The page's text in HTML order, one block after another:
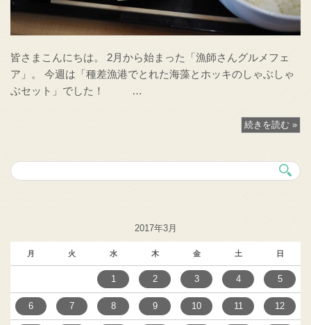
皆さまこんにちは。 2月から始まった「漁師さんグルメフェ
ア」。 今週は「種差漁港でとれた海藻とホッキのしゃぶしゃ
ぶセット」でした！ …
続きを読む »
2017年3月
月 火 水 木 金 土 日
1 2 3 4 5
6 7 8 9 10 11 12